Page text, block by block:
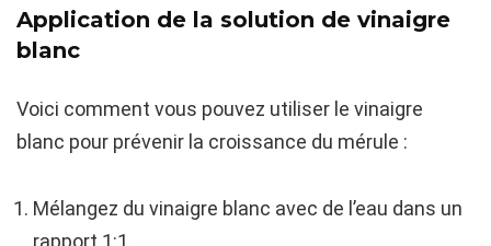
Application de la solution de vinaigre
blanc
Voici comment vous pouvez utiliser le vinaigre
blanc pour prévenir la croissance du mérule :
Mélangez du vinaigre blanc avec de l’eau dans un
rapport 1:1.